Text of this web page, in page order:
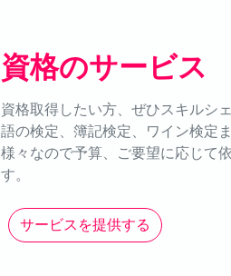
資格のサービス
資格取得したい方、ぜひスキルシ
語の検定、簿記検定、ワイン検定
様々なので予算、ご要望に応じて
す。
サービスを提供する